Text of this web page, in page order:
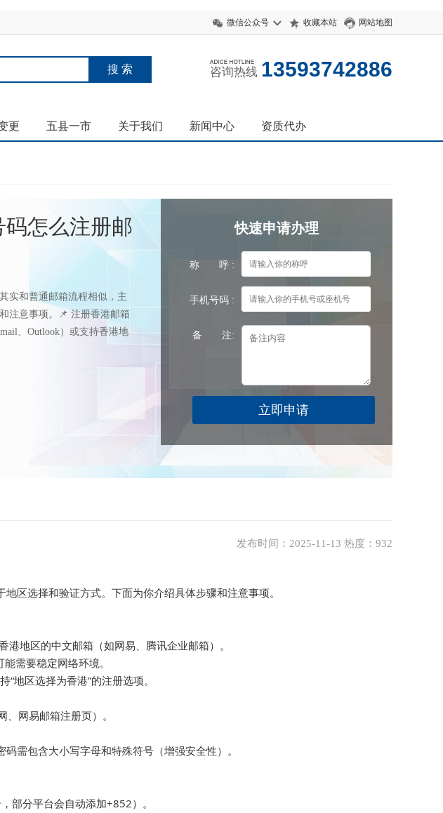
微信公众号 收藏本站 网站地图
咨询热线 13593742886
更 五县一市 关于我们 新闻中心 资质代办
怎么注册邮
实和普通邮箱流程相似，主
注意事项。📌 注册香港邮箱
、Outlook）或支持香港地
快速申请办理
称 呼 :
手机号码 :
备 注:
发布时间：2025-11-13 热度：932
区选择和验证方式。下面为你介绍具体步骤和注意事项。
地区的中文邮箱（如网易、腾讯企业邮箱）。
需要稳定网络环境。
地区选择为香港”的注册选项。
、网易邮箱注册页）。
需包含大小写字母和特殊符号（增强安全性）。
部分平台会自动添加+852）。